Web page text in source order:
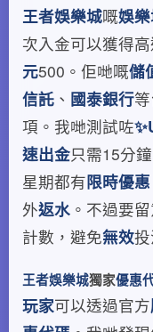
王者娛樂城嘅娛
次入金可以獲得
元500。佢哋嘅儲
信託 、 國泰銀行
項。我哋測試咗
速出金只需15分
星期都有限時優惠
外返水 。不過要
計數，避免無效
王者娛樂城獨家優惠
玩家可以透過官方